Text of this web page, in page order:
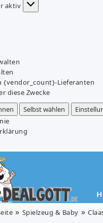
aktiv
{vendor_count}-Lieferanten
diese Zwecke
Selbst wählen
Spielzeug & Baby